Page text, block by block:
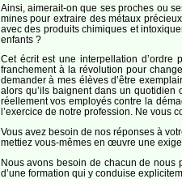
Ainsi, aimerait-on que ses proches ou
mines pour extraire des métaux
avec des produits chimiques et
enfants ?
Cet écrit est une interpellation d’ordre
franchement à la révolution pour
demander à mes élèves d’être
alors qu’ils baignent dans un
réellement vos employés contre la
l’exercice de notre profession. Ne vous
Vous avez besoin de nos réponses à
mettiez vous-mêmes en œuvre une
Nous avons besoin de chacun de nous
d’une formation qui y conduise